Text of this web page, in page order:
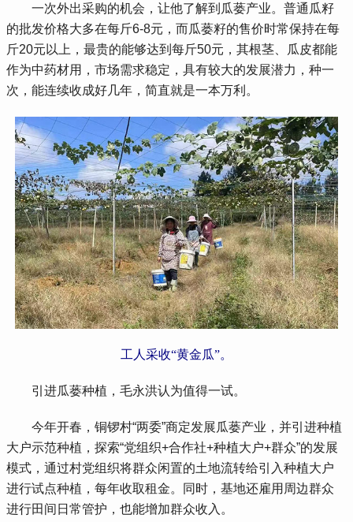
一次外出采购的机会，让他了解到瓜蒌产业。普通瓜籽
的批发价格大多在每斤6-8元，而瓜蒌籽的售价时常保持在每
斤20元以上，最贵的能够达到每斤50元，其根茎、瓜皮都能
作为中药材用，市场需求稳定，具有较大的发展潜力，种一
次，能连续收成好几年，简直就是一本万利。
工人采收“黄金瓜”。
引进瓜蒌种植，毛永洪认为值得一试。
今年开春，铜锣村“两委”商定发展瓜蒌产业，并引进种植
大户示范种植，探索“党组织+合作社+种植大户+群众”的发展
模式，通过村党组织将群众闲置的土地流转给引入种植大户
进行试点种植，每年收取租金。同时，基地还雇用周边群众
进行田间日常管护，也能增加群众收入。